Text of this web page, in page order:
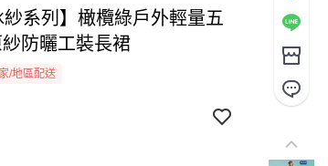
系列】橄欖綠戶外輕量五
防曬工裝長裙
/地區配送